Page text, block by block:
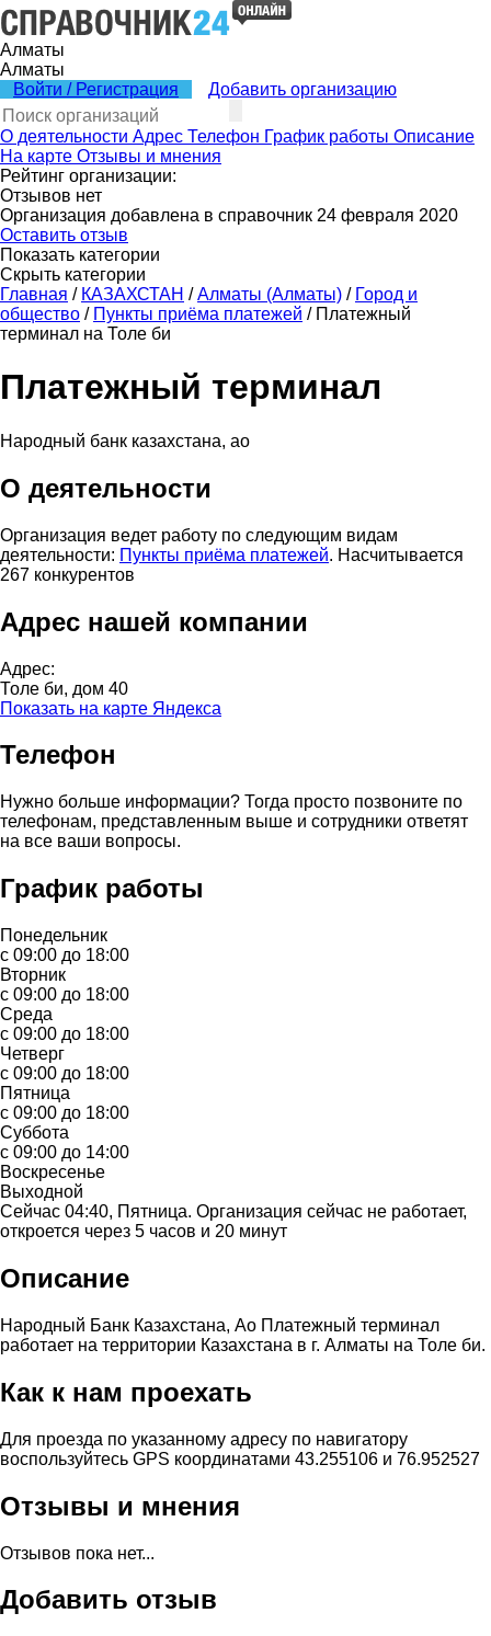
Алматы
Алматы
Войти / Регистрация
Добавить организацию
О деятельности Адрес Телефон График работы Описание
На карте Отзывы и мнения
Рейтинг организации:
Отзывов нет
Организация добавлена в справочник 24 февраля 2020
Оставить отзыв
Показать категории
Скрыть категории
Главная / КАЗАХСТАН / Алматы (Алматы) / Город и
общество / Пункты приёма платежей / Платежный
терминал на Толе би
Платежный терминал
Народный банк казахстана, ао
О деятельности
Организация ведет работу по следующим видам
деятельности: Пункты приёма платежей. Насчитывается
267 конкурентов
Адрес нашей компании
Адрес:
Толе би, дом 40
Показать на карте Яндекса
Телефон
Нужно больше информации? Тогда просто позвоните по
телефонам, представленным выше и сотрудники ответят
на все ваши вопросы.
График работы
Понедельник
с 09:00 до 18:00
Вторник
с 09:00 до 18:00
Среда
с 09:00 до 18:00
Четверг
с 09:00 до 18:00
Пятница
с 09:00 до 18:00
Суббота
с 09:00 до 14:00
Воскресенье
Выходной
Сейчас 04:40, Пятница. Организация сейчас не работает,
откроется через 5 часов и 20 минут
Описание
Народный Банк Казахстана, Ао Платежный терминал
работает на территории Казахстана в г. Алматы на Толе би.
Как к нам проехать
Для проезда по указанному адресу по навигатору
воспользуйтесь GPS координатами 43.255106 и 76.952527
Отзывы и мнения
Отзывов пока нет...
Добавить отзыв